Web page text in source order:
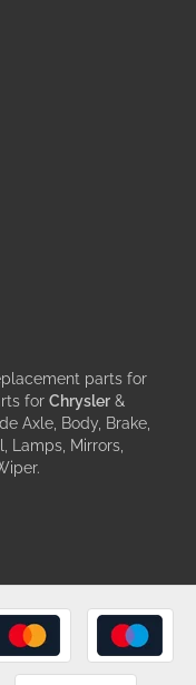
parts for
for Chrysler &
Axle, Body, Brake,
Lamps, Mirrors,